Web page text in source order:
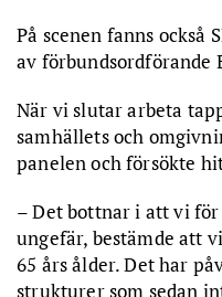
På scenen fanns också
av förbundsordförande
När vi slutar arbeta
samhällets och
panelen och försökte
– Det bottnar i att vi
ungefär, bestämde att
65 års ålder. Det har
strukturer som sedan